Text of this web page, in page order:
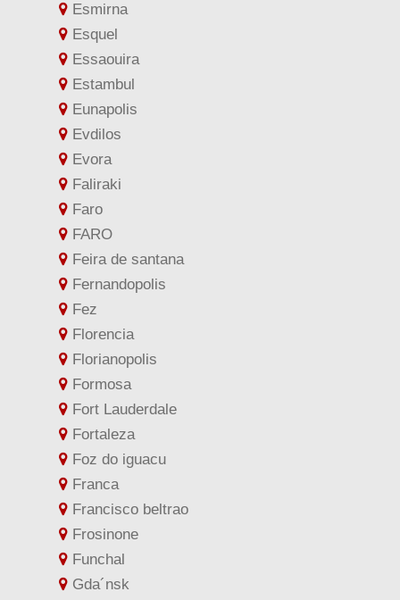
Esmirna
Esquel
Essaouira
Estambul
Eunapolis
Evdilos
Evora
Faliraki
Faro
FARO
Feira de santana
Fernandopolis
Fez
Florencia
Florianopolis
Formosa
Fort Lauderdale
Fortaleza
Foz do iguacu
Franca
Francisco beltrao
Frosinone
Funchal
Gda´nsk